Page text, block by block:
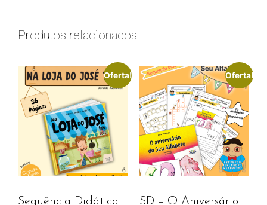
Produtos relacionados
Oferta!
Sequência Didática
Oferta!
SD – O Aniversário